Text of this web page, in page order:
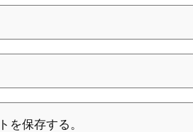
を保存する。